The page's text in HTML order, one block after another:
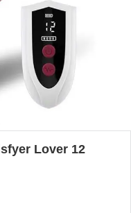
Lover 12